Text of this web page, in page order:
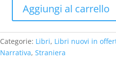
€18,00.
e
il
Aggiungi al carrello
Categorie: Libri, Libri nuovi in
Narrativa, Straniera